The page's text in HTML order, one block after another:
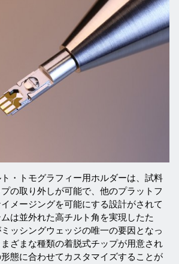
・トモグラフィー用ホルダーは、試料
の取り外しが可能で、他のプラットフ
メージングを可能にする設計がされて
は並外れた高チルト角を実現したた
ッシングウェッジの唯一の要因となっ
ざまな種類の着脱式チップが用意され
態に合わせてカスタマイズすることが